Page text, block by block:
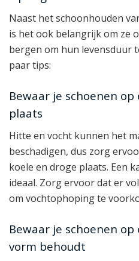
Naast het schoonhouden
is het ook belangrijk om ze
bergen om hun levensduur
paar tips:
Bewaar je schoenen
plaats
Hitte en vocht kunnen het
beschadigen, dus zorg
koele en droge plaats. Een
ideaal. Zorg ervoor dat er
om vochtophoping te
Bewaar je schoenen
vorm behoudt